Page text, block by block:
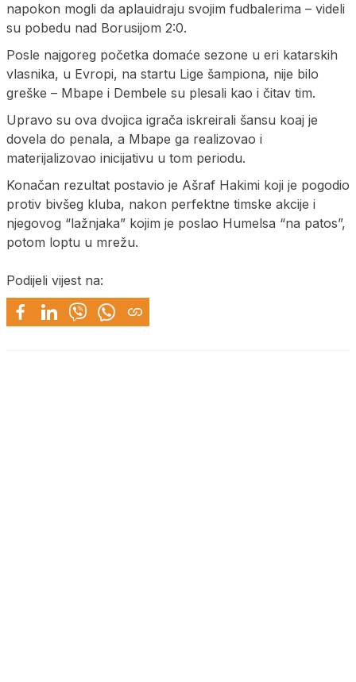
napokon mogli da aplauidraju svojim fudbalerima – videli
su pobedu nad Borusijom 2:0.
Posle najgoreg početka domaće sezone u eri katarskih
vlasnika, u Evropi, na startu Lige šampiona, nije bilo
greške – Mbape i Dembele su plesali kao i čitav tim.
Upravo su ova dvojica igrača iskreirali šansu koaj je
dovela do penala, a Mbape ga realizovao i
materijalizovao inicijativu u tom periodu.
Konačan rezultat postavio je Ašraf Hakimi koji je pogodio
protiv bivšeg kluba, nakon perfektne timske akcije i
njegovog “lažnjaka” kojim je poslao Humelsa “na patos”,
potom loptu u mrežu.
Podijeli vijest na: